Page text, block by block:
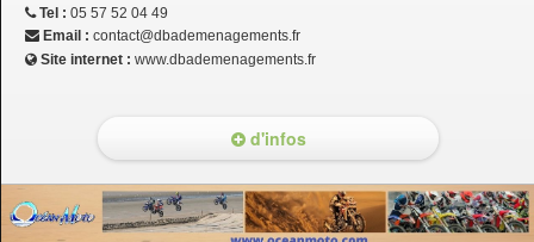
Tel : 05 57 52 04 49
Email : contact@dbademenagements.fr
Site internet : www.dbademenagements.fr
d'infos